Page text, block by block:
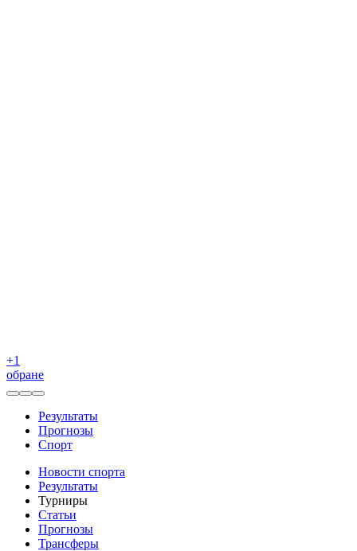
+1
обране
Результаты
Прогнозы
Спорт
Новости спорта
Результаты
Турниры
Статьи
Прогнозы
Трансферы